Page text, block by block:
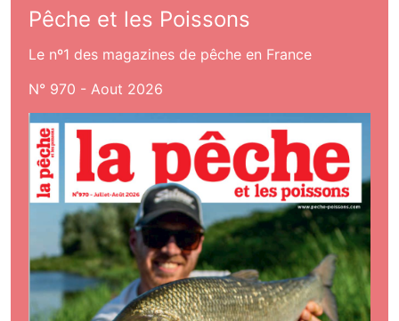
Pêche et les Poissons
Le nº1 des magazines de pêche en France
N° 970 - Aout 2026